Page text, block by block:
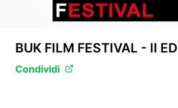
BUK FILM FESTIVAL - II
Condividi